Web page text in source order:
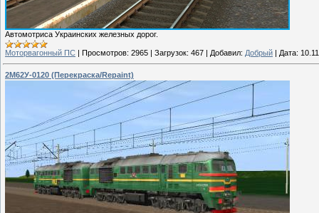
Автомотриса Украинских железных дорог.
Моторвагонный ПС Просмотров: 2965 Загрузок: 467 Добавил: Добрый Дата:
2М62У-0120 (Перекраска/Repaint)